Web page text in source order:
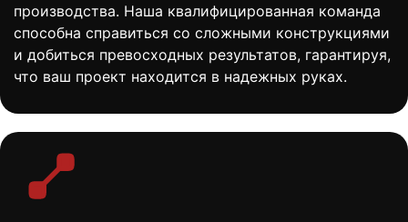
производства. Наша квалифицированная команда
способна справиться со сложными конструкциями
и добиться превосходных результатов, гарантируя,
что ваш проект находится в надежных руках.